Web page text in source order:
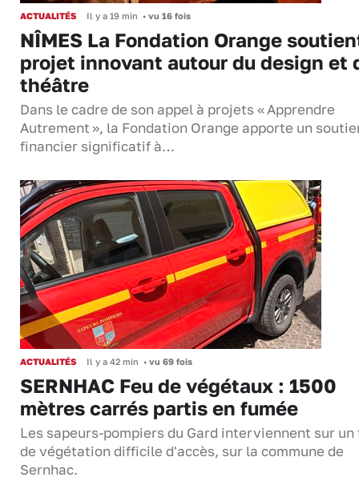
ACTUALITÉS Il y a 19 min • vu 16 fois
NÎMES La Fondation Orange
projet innovant autour du design et
théâtre
Dans le cadre de son appel à projets « Apprendre
Autrement », la Fondation Orange apporte un
financier significatif à…
ACTUALITÉS Il y a 42 min • vu 69 fois
SERNHAC Feu de végétaux : 1500
mètres carrés partis en fumée
Les sapeurs-pompiers du Gard interviennent sur un
de végétation difficile d'accès, sur la commune de
Sernhac.